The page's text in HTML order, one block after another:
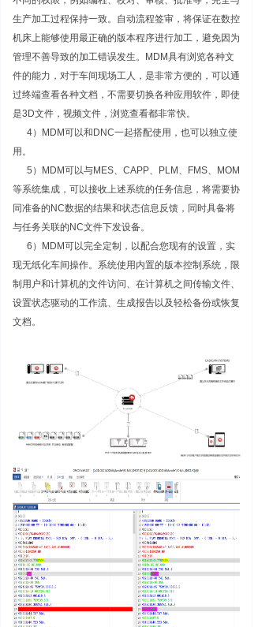
生产加工过程保持一致。自动流程签审，将保证在数控
机床上能够使用最正确的版本程序进行加工，避免因为
管理不善导致的加工错误发生。MDM具有浏览各种文
件的能力，对于车间现场工人，是非常方便的，可以通
过终端查看各种文档，不需要切换各种应用软件，即使
是3D文件，视频文件，浏览查看都非常快。
4）MDM可以和DNC一起搭配使用，也可以独立使
用。
5）MDM可以与MES、CAPP、PLM、FMS、MOM
等系统集成，可以接收上述系统的任务信息，将需要协
同准备的NC数据的结果和状态信息反馈，同时具备将
与任务关联的NC文件下发设备。
6）MDM可以完全定制，以配合您现有的设置，实
现无纸化车间操作。系统使用内置的版本控制系统，限
制用户和计算机的文件访问、在计算机之间传输文件、
设置状态驱动的工作流、生成报告以及轻松备份或恢复
文档。